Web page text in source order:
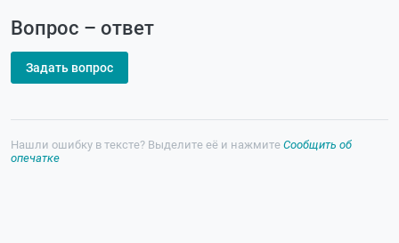
Вопрос – ответ
Задать вопрос
Нашли ошибку в тексте? Выделите её и нажмите Сообщить об
опечатке